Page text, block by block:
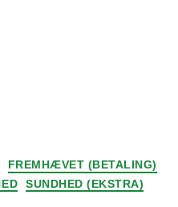
FREMHÆVET (BETALING)
SUNDHED (EKSTRA)